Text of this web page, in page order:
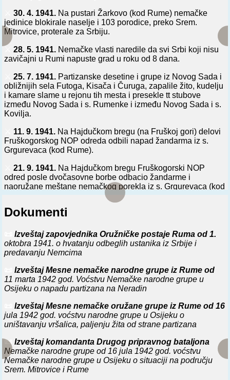
30. 4. 1941. Na pustari Žarkovo (kod Rume) nemačke
jedinice blokirale naselje i 103 porodice, preko Srem.
Mitrovice, proterale za Srbiju.
28. 5. 1941. Nemačke vlasti naredile da svi Srbi koji nisu
zavičajni u Rumi napuste grad u roku od 8 dana.
25. 7. 1941. Partizanske desetine i grupe iz Novog Sada i
obližnijih sela Futoga, Kisača i Čuruga, zapalile žito, kudelju
i kamare slame u rejonu tih mesta i presekle tt stubove
između Novog Sada i s. Rumenke i između Novog Sada i s.
Kovilja.
11. 9. 1941. Na Hajdučkom bregu (na Fruškoj gori) delovi
Fruškogorskog NOP odreda odbili napad žandarma iz s.
Grgurevaca (kod Rume).
21. 9. 1941. Na Hajdučkom bregu Fruškogorski NOP
odred posle dvočasovne borbe odbacio žandarme i
naoružane meštane nemačkog porekla iz s. Grgurevaca (kod
⚔️ 28. 9. 1941. Na k. 401 (kod Hajdučkog brega, na Fruškoj
žandarma iz s. Grgurevaca (kod Rume).
⚔️ 4. 11. 1941. Između Srem. Mitrovice i s. Vognja i između s.
Martinaca i s. Kuzmina (kod Srem. Mitrovice) borci
Fruškogorskog NOP odreda i mesne desetine iz s.
Bešenova (kod Rume) razorili prugu.
10. 11. 1941.
U blizini s. Grgurevaca (kod Rume) grupa
partizana Fruškogorskog NOP odreda probila se iz obruča.
⚔️ 11. 11. 1941. Na Krajincu (kod Rume) Fruškogorski NOP
ustaša, žandarma i domaćih Nemaca iz s. Grgurevaca.
⚔️ 0. 12. 1941. U s. Pećincima (kod Rume) održano okružno
partijsko savetovanje KPJ za Srem, na kome su, pored
Dokumenti
Izveštaj zapovjednika Oružničke postaje Ruma od 1.
oktobra 1941. o hvatanju odbeglih ustanika iz Srbije i
predavanju Nemcima
Izveštaj Mesne nemačke narodne grupe iz Rume od
11 marta 1942 god. Voćstvu Nemačke narodne grupe u
Osijeku o napadu partizana na Neradin
Izveštaj Mesne nemačke oružane grupe iz Rume od 16
jula 1942 god. voćstvu narodne grupe u Osijeku o
uništavanju vršalica, paljenju žita od strane partizana
📜 Izveštaj komandanta Drugog pripravnog bataljona
Nemačke narodne grupe od 16 jula 1942 god. voćstvu
Nemačke narodne grupe u Osijeku o situaciji na području
Srem. Mitrovice i Rume